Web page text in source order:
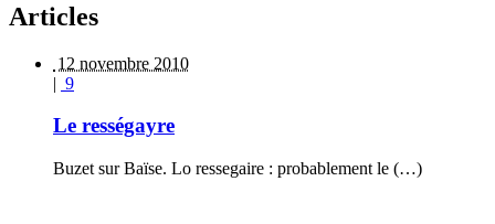
Articles
12 novembre 2010
| 9
Le rességayre
Buzet sur Baïse. Lo ressegaire : probablement le (…)